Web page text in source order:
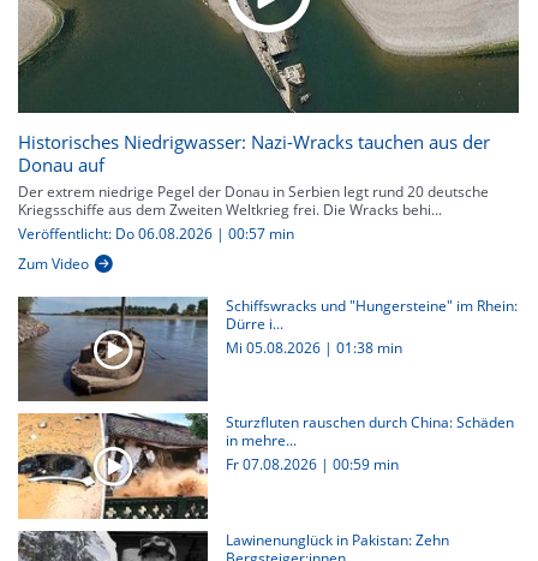
Historisches Niedrigwasser: Nazi-Wracks tauchen aus der
Donau auf
Der extrem niedrige Pegel der Donau in Serbien legt rund 20 deutsche
Kriegsschiffe aus dem Zweiten Weltkrieg frei. Die Wracks behi...
Veröffentlicht: Do 06.08.2026 | 00:57 min
Zum Video
Schiffswracks und "Hungersteine" im Rhein:
Dürre i...
Mi 05.08.2026 | 01:38 min
Sturzfluten rauschen durch China: Schäden
in mehre...
Fr 07.08.2026 | 00:59 min
Lawinenunglück in Pakistan: Zehn